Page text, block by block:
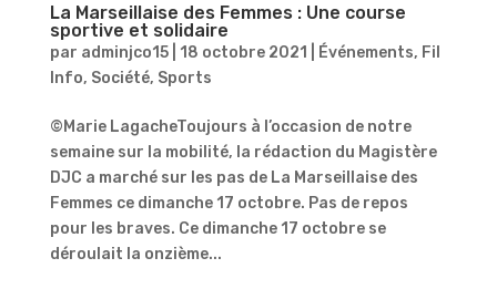
La Marseillaise des Femmes : Une course
sportive et solidaire
par adminjco15| 18 octobre 2021 Événements, Fil
Info, Société, Sports
©Marie LagacheToujours à l’occasion de notre
semaine sur la mobilité, la rédaction du Magistère
DJC a marché sur les pas de La Marseillaise des
Femmes ce dimanche 17 octobre. Pas de repos
pour les braves. Ce dimanche 17 octobre se
déroulait la onzième...